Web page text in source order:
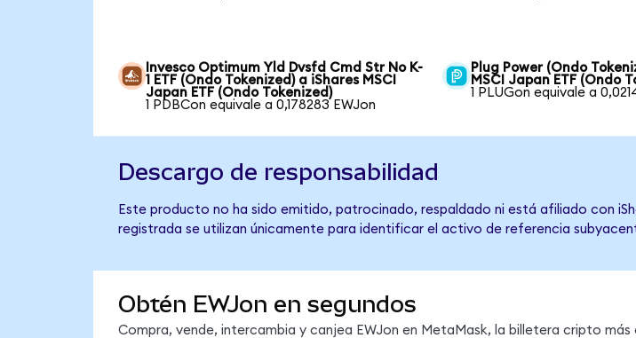
Invesco Optimum Yld Dvsfd Cmd Str No K-
1 ETF (Ondo Tokenized) a iShares MSCI
Japan ETF (Ondo Tokenized)
1 PDBCon equivale a 0,178283 EWJon
Plug Power (Ondo
MSCI Japan ETF (Ondo
1 PLUGon equivale a
Descargo de responsabilidad
Este producto no ha sido emitido, patrocinado, respaldado ni está afiliado con
registrada se utilizan únicamente para identificar el activo de referencia
Obtén EWJon en segundos
Compra, vende, intercambia y canjea EWJon en MetaMask, la billetera cripto más